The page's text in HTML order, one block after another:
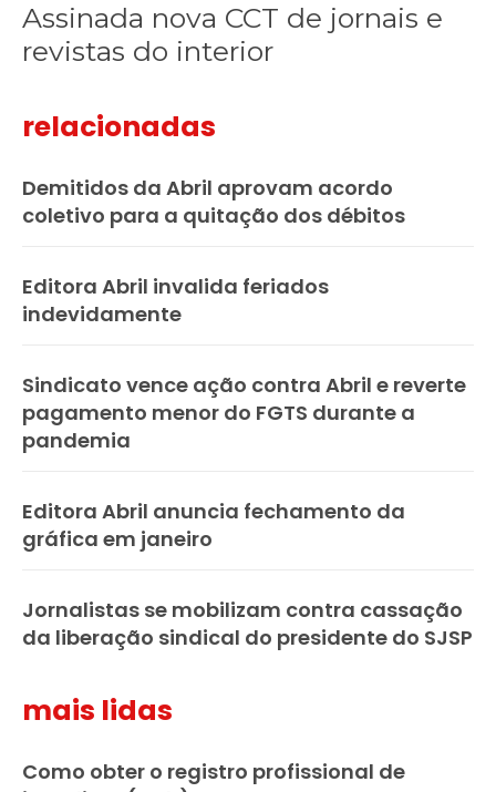
Assinada nova CCT de jornais e
revistas do interior
relacionadas
Demitidos da Abril aprovam acordo
coletivo para a quitação dos débitos
Editora Abril invalida feriados
indevidamente
Sindicato vence ação contra Abril e reverte
pagamento menor do FGTS durante a
pandemia
Editora Abril anuncia fechamento da
gráfica em janeiro
Jornalistas se mobilizam contra cassação
da liberação sindical do presidente do SJSP
mais lidas
Como obter o registro profissional de